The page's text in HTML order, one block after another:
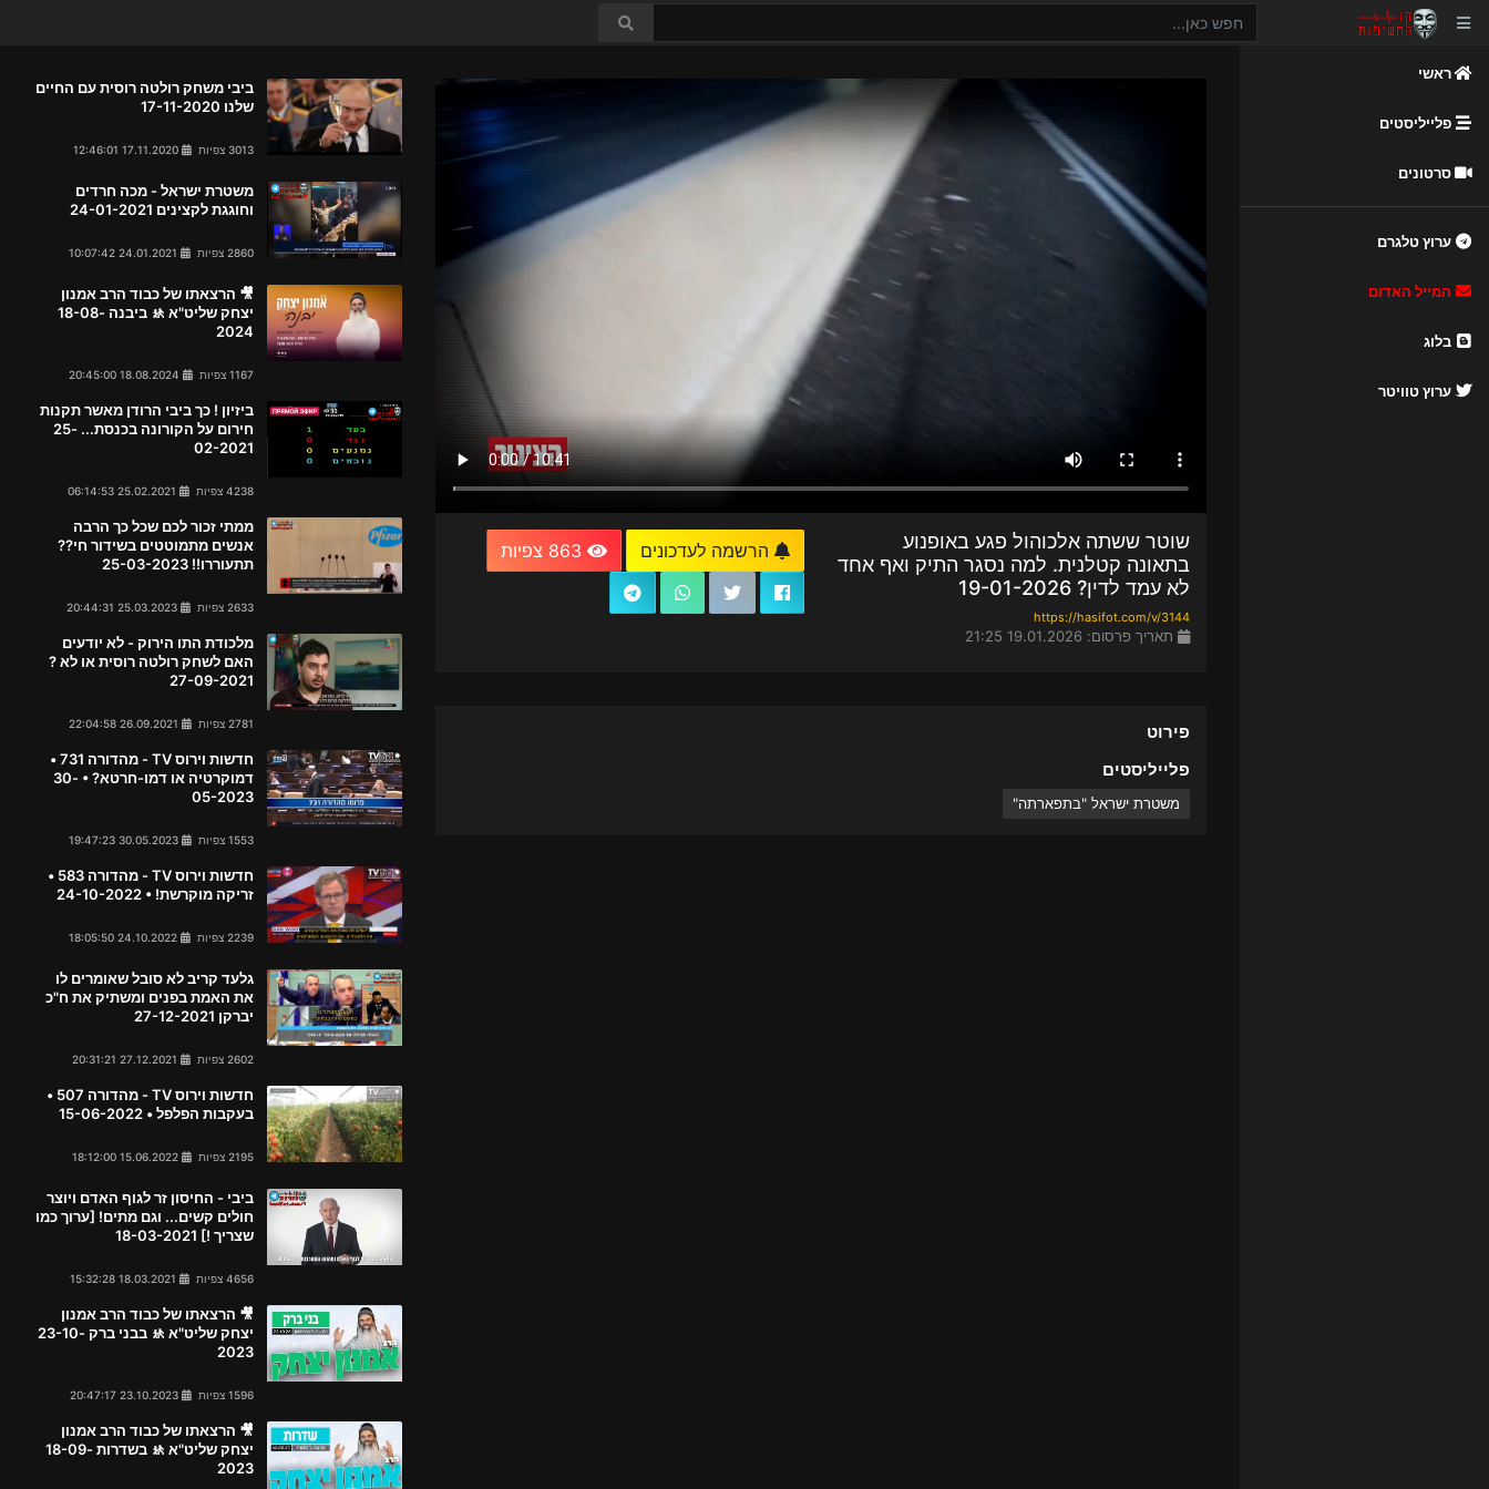
ראשי
פלייליסטים
סרטונים
ערוץ טלגרם
המייל האדום
בלוג
ערוץ טוויטר
שוטר ששתה אלכוהול פגע באופנוע
בתאונה קטלנית. למה נסגר התיק ואף אחד
לא עמד לדין? 19-01-2026
https://hasifot.com/v/3144
תאריך פרסום: 19.01.2026 21:25
הרשמה לעדכונים
פירוט
פלייליסטים
משטרת ישראל "בתפארתה"
ביבי משחק רולטה רוסית עם החיים
שלנו 17-11-2020
3013 צפיות
משטרת ישראל - מכה חרדים
וחוגגת לקצינים 24-01-2021
2860 צפיות
🎥 הרצאתו של כבוד הרב אמנון
יצחק שליט"א 🚸 ביבנה 18-08-
2024
1167 צפיות
ביזיון ! כך ביבי הרודן מאשר תקנות
חירום על הקורונה בכנסת... 25-
02-2021
4238 צפיות
ממתי זכור לכם שכל כך הרבה
אנשים מתמוטטים בשידור חי??
תתעוררו!! 25-03-2023
2633 צפיות
מלכודת התו הירוק - לא יודעים
האם לשחק רולטה רוסית או לא ?
27-09-2021
2781 צפיות
חדשות וירוס TV - מהדורה 731 •
דמוקרטיה או דמו-חרטא? • 30-
05-2023
1553 צפיות
חדשות וירוס TV - מהדורה 583 •
זריקה מוקרשת! • 24-10-2022
2239 צפיות
גלעד קריב לא סובל שאומרים לו
את האמת בפנים ומשתיק את ח"כ
יברקן 27-12-2021
2602 צפיות
חדשות וירוס TV - מהדורה 507 •
בעקבות הפלפל • 15-06-2022
2195 צפיות
ביבי - החיסון זר לגוף האדם ויוצר
חולים קשים... וגם מתים! [ערוך כמו
שצריך !] 18-03-2021
4656 צפיות
🎥 הרצאתו של כבוד הרב אמנון
יצחק שליט"א 🚸 בבני ברק 23-10-
2023
1596 צפיות
🎥 הרצאתו של כבוד הרב אמנון
יצחק שליט"א 🚸 בשדרות 18-09-
2023